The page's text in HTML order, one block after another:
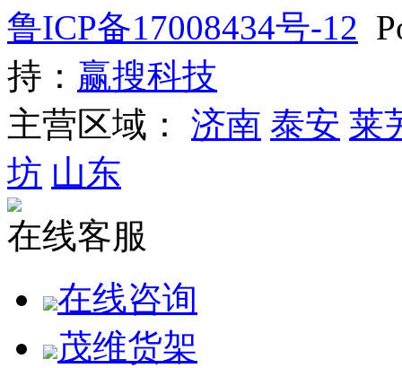
鲁ICP备17008434号-12
持： 赢搜科技
主营区域： 济南 泰安 莱
坊 山东
在线客服
在线咨询
茂维货架